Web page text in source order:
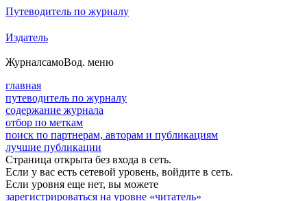
Путеводитель по журналу
Издатель
ЖурналсамоВод. меню
главная
путеводитель по журналу
содержание журнала
отбор по меткам
поиск по партнерам, авторам и публикациям
лучшие публикации
Страница открыта без входа в сеть.
Если у вас есть сетевой уровень, войдите в сеть.
Если уровня еще нет, вы можете
зарегистрироваться на уровне «читатель»